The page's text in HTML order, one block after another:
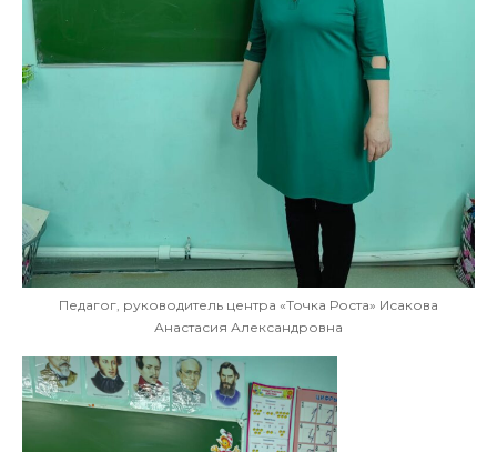
Педагог, руководитель центра «Точка Роста» Исакова
Анастасия Александровна